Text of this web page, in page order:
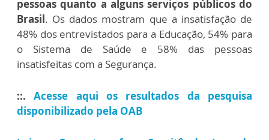
pessoas quanto a alguns serviços públicos do
Brasil. Os dados mostram que a insatisfação de
48% dos entrevistados para a Educação, 54% para
o Sistema de Saúde e 58% das pessoas
insatisfeitas com a Segurança.
::.Acesse aqui os resultados da pesquisa
disponibilizado pela OAB